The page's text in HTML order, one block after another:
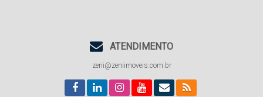
ATENDIMENTO
zeni@zeniimoveis.com.br